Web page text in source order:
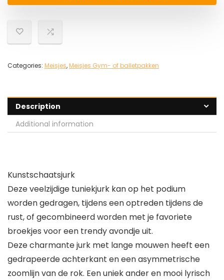
Categories: Meisjes,Meisjes Gym- of balletpakken
Description
Additional information
Kunstschaatsjurk
Deze veelzijdige tuniekjurk kan op het podium
worden gedragen, tijdens een optreden tijdens de
rust, of gecombineerd worden met je favoriete
broekjes voor een trendy avondje uit.
Deze charmante jurk met lange mouwen heeft een
gedrapeerde achterkant en een asymmetrische
zoomlijn van de rok. Een uniek ander en mooi lyrisch